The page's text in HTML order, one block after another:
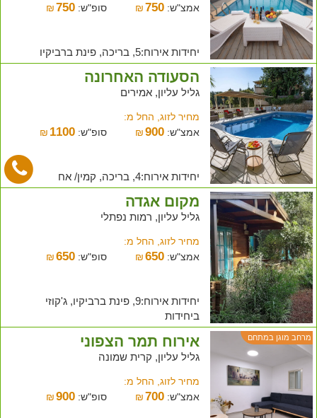
אמצ"ש:
₪750 סופ"ש: ₪ 750
יחידות אירוח:5, בריכה, פינת ברביקיו
הסעודה האחרונה
גליל עליון, אמירים
מחיר לזוג, החל מ:
אמצ"ש:
₪900 סופ"ש: ₪ 1100
יחידות אירוח:4, בריכה, קמין/ אח
מקום אגדה
גליל עליון, רמות נפתלי
מחיר לזוג, החל מ:
אמצ"ש:
₪650 סופ"ש: ₪ 650
יחידות אירוח:9, פינת ברביקיו, ג'קוזי
ביחידות
מרחב מוגן במתחם אירוח תמר הצפוני
גליל עליון, קרית שמונה
מחיר לזוג, החל מ:
אמצ"ש:
₪700 סופ"ש: ₪ 900